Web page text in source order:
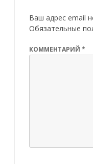
Ваш адрес email
Обязательные
КОММЕНТАРИЙ *